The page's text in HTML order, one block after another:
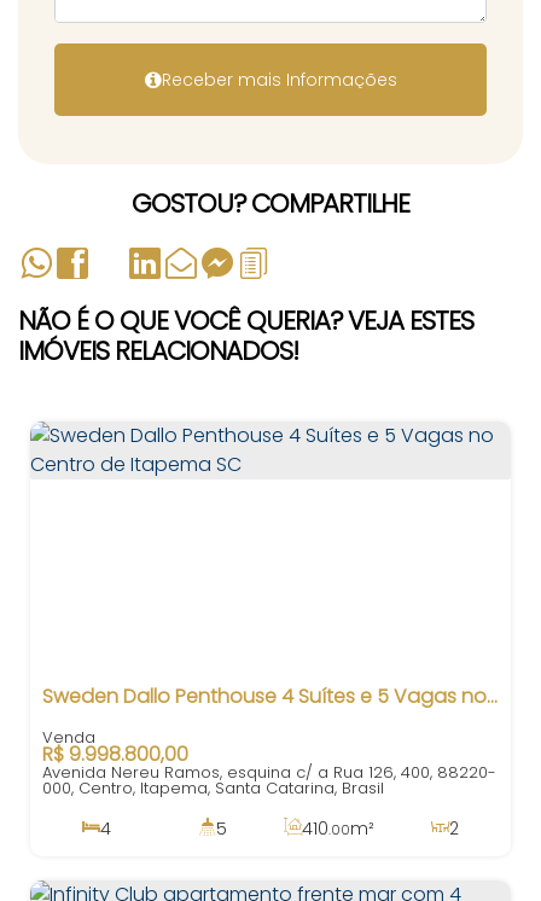
GOSTOU? COMPARTILHE
NÃO É O QUE VOCÊ QUERIA? VEJA ESTES
IMÓVEIS RELACIONADOS!
Sweden Dallo Penthouse 4 Suítes e 5 Vagas no Centro de Itapema SC
R$9.998.800,00
Avenida Nereu Ramos, esquina c/ a Rua 126, 400, 88220-
000, Centro, Itapema, Santa Catarina, Brasil
4 5 410.00m²
2